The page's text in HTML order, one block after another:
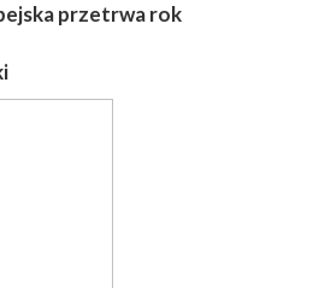
przetrwa rok